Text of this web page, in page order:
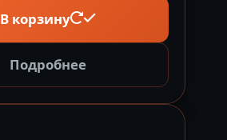
В корзину
Подробнее